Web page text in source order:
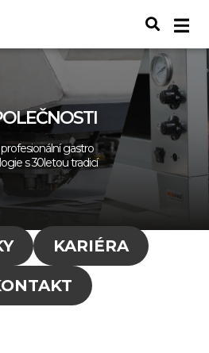
gastro
s 30letou tradicí
KARIÉRA